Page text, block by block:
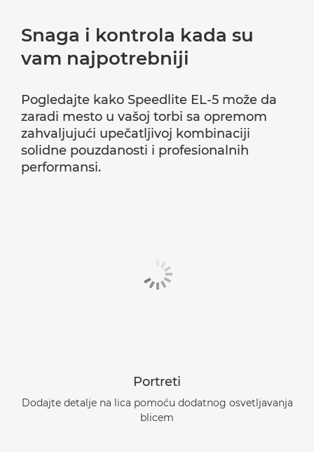
Snaga i kontrola kada su
vam najpotrebniji
Pogledajte kako Speedlite EL-5 može da
zaradi mesto u vašoj torbi sa opremom
zahvaljujući upečatljivoj kombinaciji
solidne pouzdanosti i profesionalnih
performansi.
Portreti
Dodajte detalje na lica pomoću dodatnog osvetljavanja
blicem